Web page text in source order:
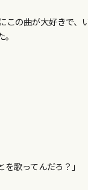
この曲が大好きで、
を歌ってんだろ？」